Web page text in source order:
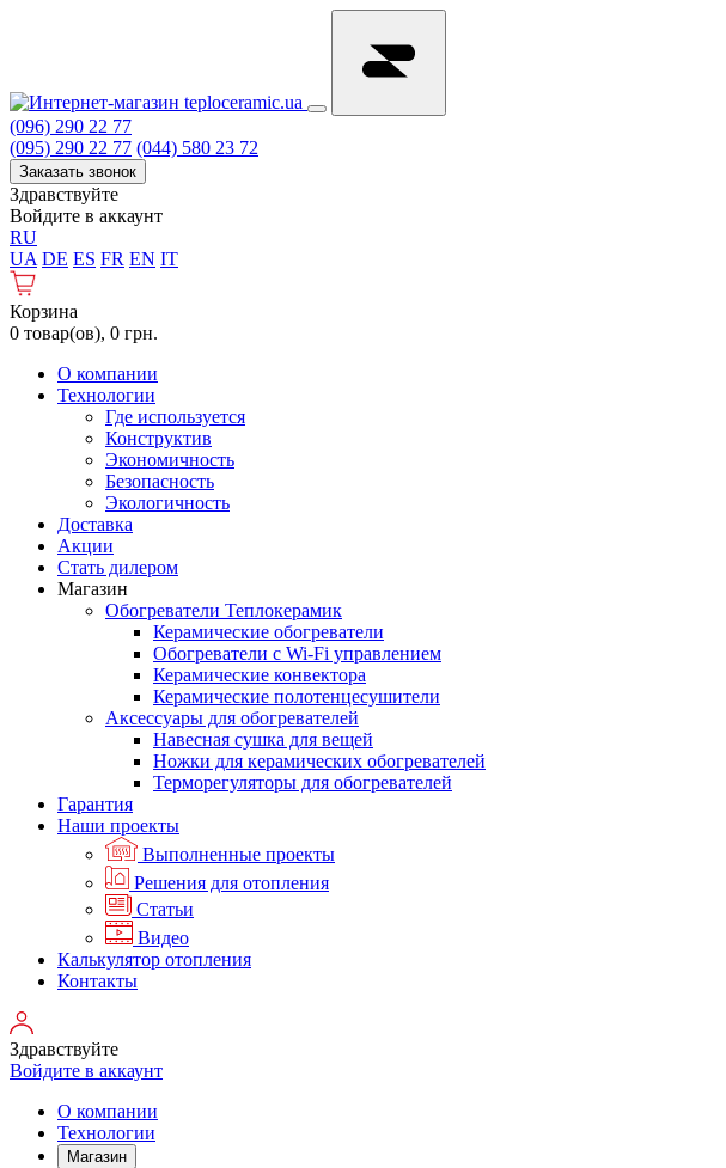
(096) 290 22 77
(095) 290 22 77 (044) 580 23 72
Заказать звонок
Здравствуйте
Войдите в аккаунт
RU
UA DE ES FR EN IT
Корзина
0 товар(ов), 0 грн.
О компании
Технологии
Где используется
Конструктив
Экономичность
Безопасность
Экологичность
Доставка
Акции
Стать дилером
Магазин
Обогреватели Теплокерамик
Керамические обогреватели
Обогреватели с Wi-Fi управлением
Керамические конвектора
Керамические полотенцесушители
Аксессуары для обогревателей
Навесная сушка для вещей
Ножки для керамических обогревателей
Терморегуляторы для обогревателей
Гарантия
Наши проекты
Выполненные проекты
Решения для отопления
Статьи
Видео
Калькулятор отопления
Контакты
Здравствуйте
Войдите в аккаунт
О компании
Технологии
Магазин